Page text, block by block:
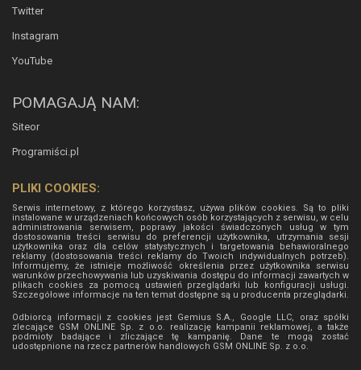
Twitter
Instagram
YouTube
POMAGAJĄ NAM:
Siteor
Programiści.pl
PLIKI COOKIES:
Serwis internetowy, z którego korzystasz, używa plików cookies. Są to pliki
instalowane w urządzeniach końcowych osób korzystających z serwisu, w celu
administrowania serwisem, poprawy jakości świadczonych usług w tym
dostosowania treści serwisu do preferencji użytkownika, utrzymania sesji
użytkownika oraz dla celów statystycznych i targetowania behawioralnego
reklamy (dostosowania treści reklamy do Twoich indywidualnych potrzeb).
Informujemy, że istnieje możliwość określenia przez użytkownika serwisu
warunków przechowywania lub uzyskiwania dostępu do informacji zawartych w
plikach cookies za pomocą ustawień przeglądarki lub konfiguracji usługi.
Szczegółowe informacje na ten temat dostępne są u producenta przeglądarki.
Odbiorcą informacji z cookies jest Gemius S.A., Google LLC, oraz spółki
zlecające GSM ONLINE Sp. z o.o. realizację kampanii reklamowej, a także
podmioty badające i zliczające tę kampanię. Dane te mogą zostać
udostępnione na rzecz partnerów handlowych GSM ONLINE Sp. z o.o.